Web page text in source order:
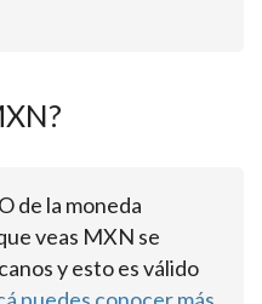
de la moneda
veas MXN se
y esto es válido